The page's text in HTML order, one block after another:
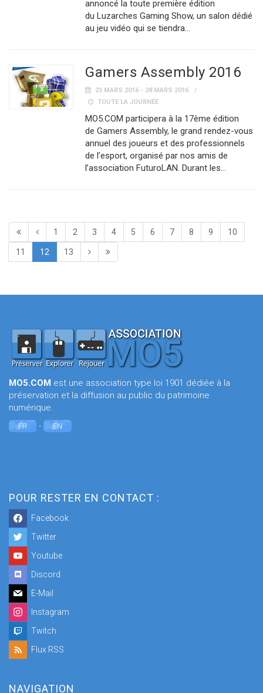
annoncé la toute première édition
du Luzarches Gaming Show, un salon dédié
au jeu vidéo qui se tiendra…
Gamers Assembly 2016
23 MARS 2016 - 28 MARS 2016
TOUTE LA JOURNÉE
MO5.COM participera à la 17ème édition
de Gamers Assembly, le grand rendez-vous
annuel des joueurs et des professionnels
de l’esport, organisé par nos amis de
l’association FuturoLAN. Durant les…
1 2 3 4 5 6 7 8 9 10
11 12 13
MO5.COM est une association type loi 1901 dédiée à la
préservation et la diffusion au public du patrimoine
numérique.
FR - EN
POUR RESTER EN CONTACT :
Facebook
Twitter
Youtube
Discord
E-Mail
Instagram
Twitch
Flux RSS
NAVIGATION